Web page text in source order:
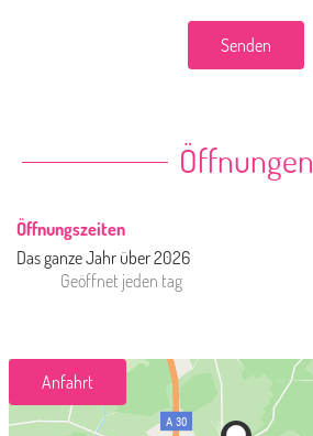
Senden
Öffnungen
Öffnungszeiten
Das ganze Jahr über 2026
Geöffnet jeden tag
Anfahrt